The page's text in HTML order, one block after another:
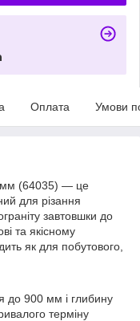
Оплата Умови
мм (64035) — це
для різання
завтовшки до
та якісному
як для побутового,
до 900 мм і глибину
терміну